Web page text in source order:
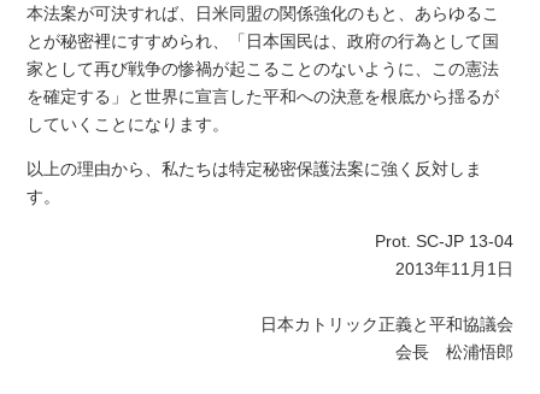
本法案が可決すれば、日米同盟の関係強化のもと、あらゆるこ
とが秘密裡にすすめられ、「日本国民は、政府の行為として国
家として再び戦争の惨禍が起こることのないように、この憲法
を確定する」と世界に宣言した平和への決意を根底から揺るが
していくことになります。
以上の理由から、私たちは特定秘密保護法案に強く反対しま
す。
Prot. SC-JP 13-04
2013年11月1日
日本カトリック正義と平和協議会
会長 松浦悟郎